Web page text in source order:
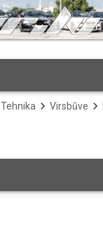
keyboard_arrow_down
Tehnika keyboard_arrow_right Virsbūve keyboard_arrow_right